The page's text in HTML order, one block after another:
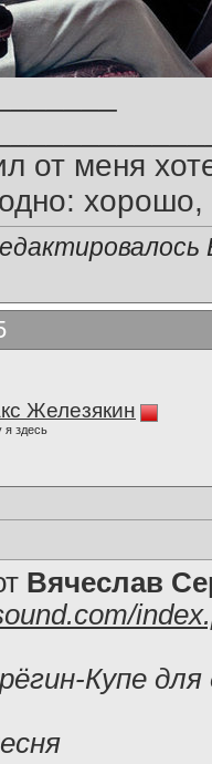
от меня
Железякин
я здесь
Вячеслав
Купе для